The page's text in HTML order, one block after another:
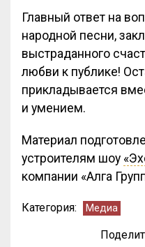
Главный ответ на
народной песни,
выстраданного
любви к публике!
прикладывается
и умением.
Материал
устроителям шоу
компании «Алга
Категория: Медиа